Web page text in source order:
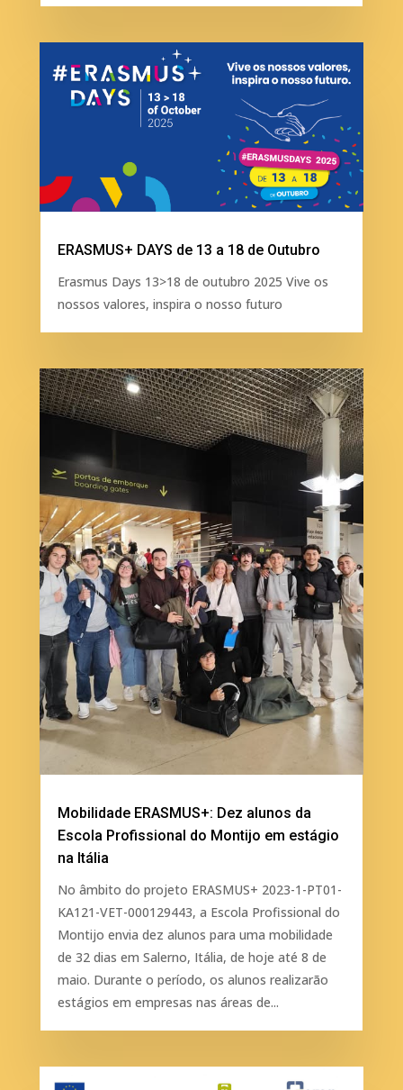
ERASMUS+ DAYS de 13 a 18 de Outubro
Erasmus Days 13>18 de outubro 2025 Vive os
nossos valores, inspira o nosso futuro
Mobilidade ERASMUS+: Dez alunos da
Escola Profissional do Montijo em estágio
na Itália
No âmbito do projeto ERASMUS+ 2023-1-PT01-
KA121-VET-000129443, a Escola Profissional do
Montijo envia dez alunos para uma mobilidade
de 32 dias em Salerno, Itália, de hoje até 8 de
maio. Durante o período, os alunos realizarão
estágios em empresas nas áreas de...